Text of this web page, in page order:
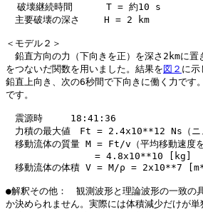
  破壊継続時間 　　　T = 約10 s
主要破壊の深さ　　 H = 2 km
＜モデル２＞
鉛直方向の力（下向きを正）を深さ2kmに置
をつないだ関数を用いました。結果を 図２ に示
鉛直上向き、次の6秒間で下向きに働く力です
です。
震源時　　　18:41:36
力積の最大値　Ft = 2.4x10**12 Ns（ニュ
移動流体の質量 M = Ft/v（平均移動速度を
= 4.8x10**10 [kg]
移動流体の体積 V = M/ρ = 2x10**7
●解釈その他：　観測波形と理論波形の一致の
か決められません。実際には体積減少だけが